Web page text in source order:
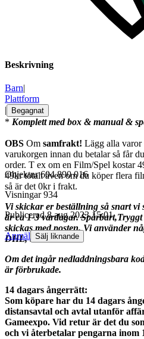
Beskrivning
Barn|
Plattform
|
Begagnat
* Komplett med box & manual &
OBS Om samfrakt! Lägg alla varor
varukorgen innan du betalar så får
order. T ex om en Film/Spel kostar
49kr totalt även om du köper flera
så är det 0kr i frakt.
Vi skickar er beställning så snart vi
är ca 1-3 vardagar.
skickas med posten. Vi använder
DHL, Schenker.
Om det ingår nedladdningsbara
är förbrukade.
14 dagars ångerrätt:
Som köpare har du 14 dagars
distansavtal och avtal utanför
Gameexpo. Vid retur är det du
och vi återbetalar pengarna inom
Objektnr 604 890 016
Visningar 934
Publicerad 8 aug 2023 15:01
Anmäl Sälj liknande